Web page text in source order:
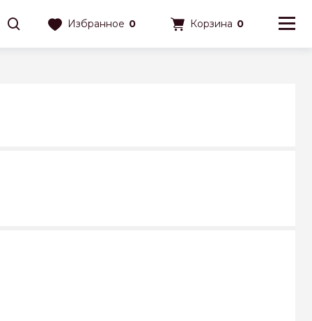
Избранное 0 Корзина 0